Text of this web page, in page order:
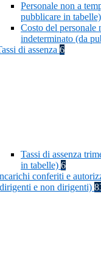
Personale non a
pubblicare in tabelle)
Costo del personale
indeterminato (da
di assenza 6
Tassi di assenza
in tabelle) 6
conferiti e
e non dirigenti)